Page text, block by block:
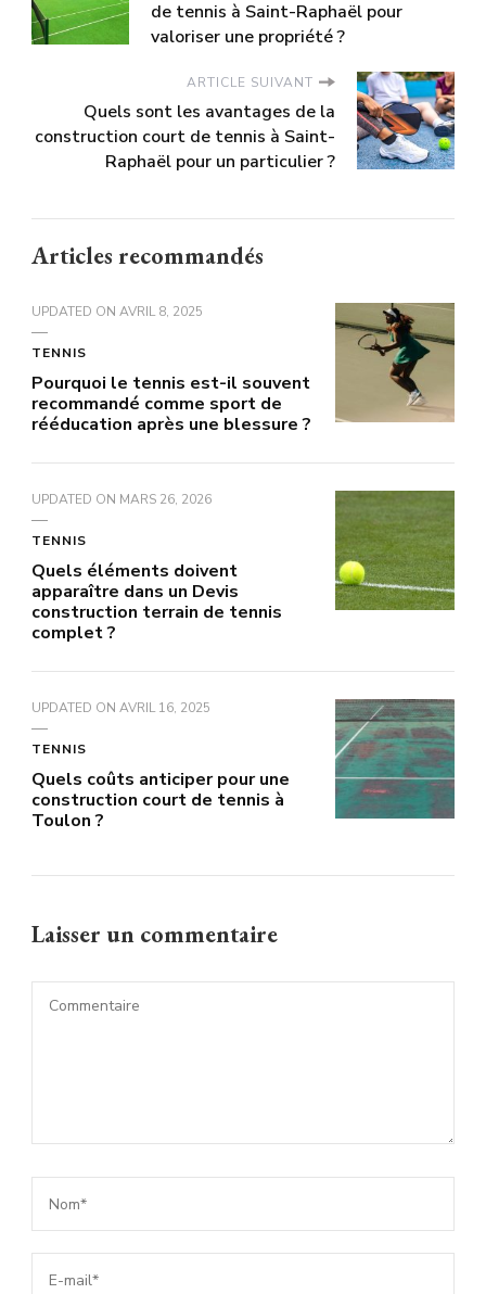
de tennis à Saint-Raphaël pour
valoriser une propriété ?
ARTICLE SUIVANT
Quels sont les avantages de la
construction court de tennis à Saint-
Raphaël pour un particulier ?
Articles recommandés
UPDATED ON AVRIL 8, 2025
TENNIS
Pourquoi le tennis est-il souvent
recommandé comme sport de
rééducation après une blessure ?
UPDATED ON MARS 26, 2026
TENNIS
Quels éléments doivent
apparaître dans un Devis
construction terrain de tennis
complet ?
UPDATED ON AVRIL 16, 2025
TENNIS
Quels coûts anticiper pour une
construction court de tennis à
Toulon ?
Laisser un commentaire